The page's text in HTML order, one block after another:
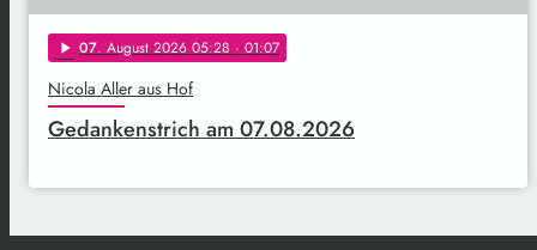
play_arrow 07. August 2026 05:28 · 01:07
Nicola Aller aus Hof
Gedankenstrich am 07.08.2026